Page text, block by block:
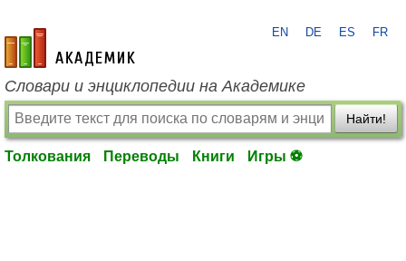
academic.ru
EN DE ES FR
Словари и энциклопедии на Академике
Найти!
Толкования Переводы Книги Игры ⚽